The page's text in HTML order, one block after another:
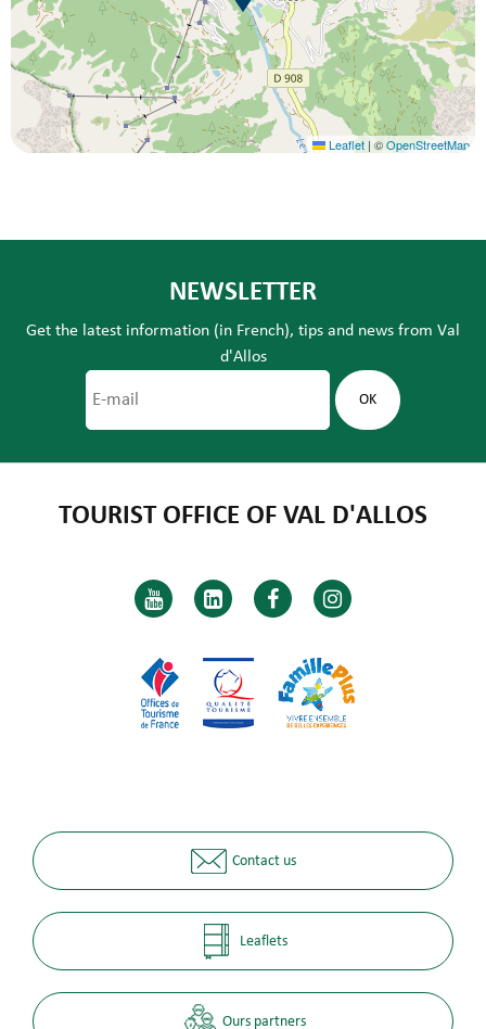
Leaflet | ©OpenStreetMap
NEWSLETTER
Get the latest information (in French), tips and news from Val
d'Allos
TOURIST OFFICE OF VAL D'ALLOS
Contact us
Leaflets
Ours partners